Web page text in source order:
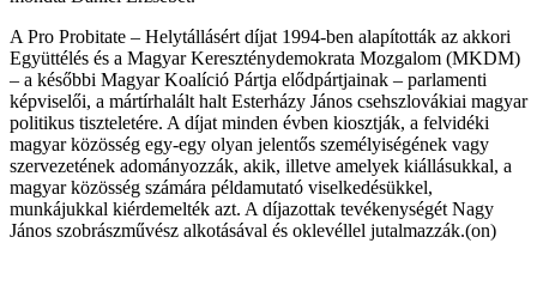
A Pro Probitate – Helytállásért díjat 1994-ben alapították az akkori
Együttélés és a Magyar Kereszténydemokrata Mozgalom (MKDM)
– a későbbi Magyar Koalíció Pártja elődpártjainak – parlamenti
képviselői, a mártírhalált halt Esterházy János csehszlovákiai magyar
politikus tiszteletére. A díjat minden évben kiosztják, a felvidéki
magyar közösség egy-egy olyan jelentős személyiségének vagy
szervezetének adományozzák, akik, illetve amelyek kiállásukkal, a
magyar közösség számára példamutató viselkedésükkel,
munkájukkal kiérdemelték azt. A díjazottak tevékenységét Nagy
János szobrászművész alkotásával és oklevéllel jutalmazzák.(on)